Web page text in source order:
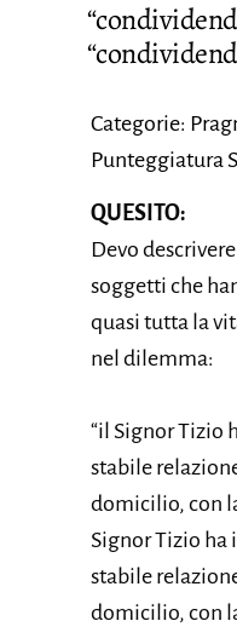
Categorie:
Punteggiatura
QUESITO:
Devo
soggetti che
quasi tutta la
nel dilemma:
“il Signor Tizio
stabile
domicilio, con
Signor Tizio
stabile
domicilio, con